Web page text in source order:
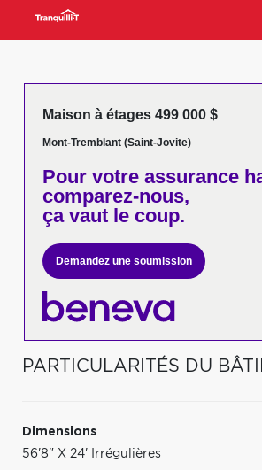
Maison à étages 499 000 $
Mont-Tremblant (Saint-Jovite)
Pour votreassurance
comparez-nous,
ça vaut le coup.
Demandez une soumission
PARTICULARITÉS DU
Dimensions
56'8" X 24' Irrégulières